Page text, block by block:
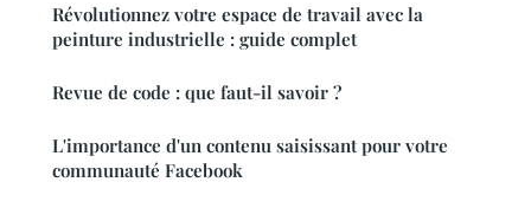
Révolutionnez votre espace de travail avec la
peinture industrielle : guide complet
Revue de code : que faut-il savoir ?
L'importance d'un contenu saisissant pour votre
communauté Facebook